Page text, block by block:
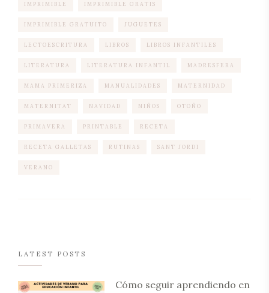
IMPRIMIBLE IMPRIMIBLE GRATIS
IMPRIMIBLE GRATUITO JUGUETES
LECTOESCRITURA LIBROS LIBROS INFANTILES
LITERATURA LITERATURA INFANTIL MADRESFERA
MAMA PRIMERIZA MANUALIDADES MATERNIDAD
MATERNITAT NAVIDAD NIÑOS OTOÑO
PRIMAVERA PRINTABLE RECETA
RECETA GALLETAS RUTINAS SANT JORDI
VERANO
LATEST POSTS
Cómo seguir aprendiendo en